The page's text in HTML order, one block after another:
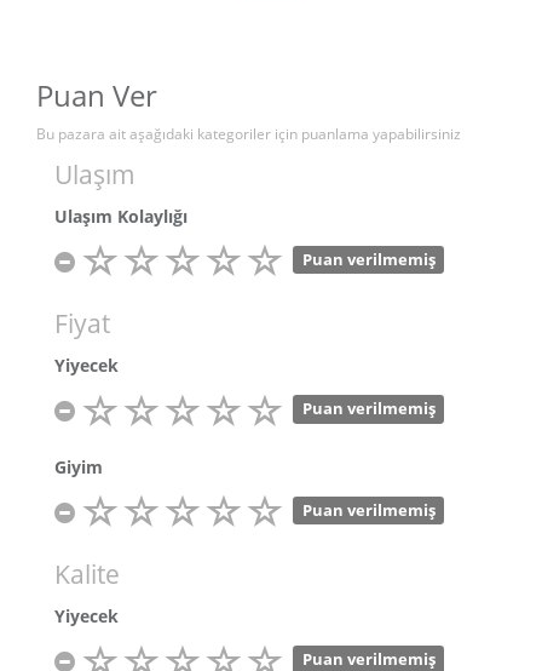
Puan Ver
Bu pazara ait aşağıdaki kategoriler için puanlama yapabilirsiniz
Ulaşım
Ulaşım Kolaylığı
Puan verilmemiş
Fiyat
Yiyecek
Puan verilmemiş
Giyim
Puan verilmemiş
Kalite
Yiyecek
Puan verilmemiş